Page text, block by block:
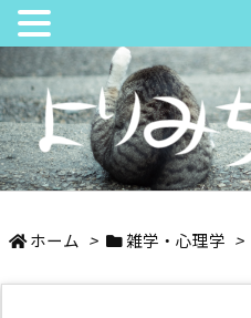
日々の中でちょっとよりみち
ホーム > 雑学・心理学 >